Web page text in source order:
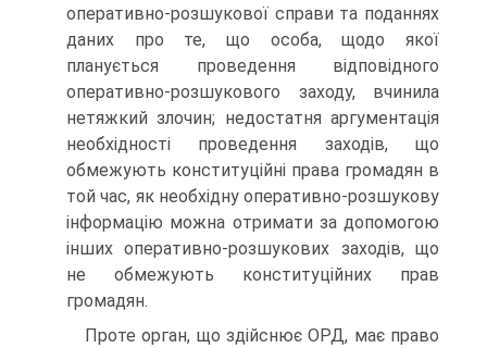
оперативно-розшукової справи та поданнях
даних про те, що особа, щодо якої
планується проведення відповідного
оперативно-розшукового заходу, вчинила
нетяжкий злочин; недостатня аргументація
необхідності проведення заходів, що
обмежують конституційні права громадян в
той час, як необхідну оперативно-розшукову
інформацію можна отримати за допомогою
інших оперативно-розшукових заходів, що
не обмежують конституційних прав
громадян.
Проте орган, що здійснює ОРД, має право